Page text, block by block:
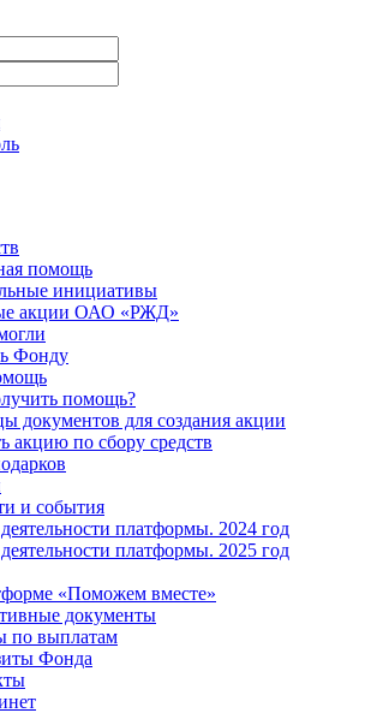
помощь
инициативы
акции ОАО «РЖД»
Фонду
помощь?
документов для создания акции
акцию по сбору средств
и события
платформы. 2024 год
платформы. 2025 год
«Поможем вместе»
документы
по выплатам
Фонда